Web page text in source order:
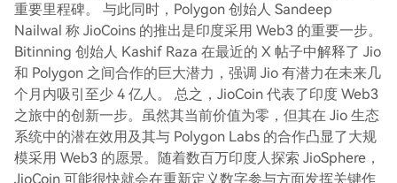
重要里程碑。 与此同时，Polygon 创始人 Sandeep
Nailwal 称 JioCoins 的推出是印度采用 Web3 的重要一步。
Bitinning 创始人 Kashif Raza 在最近的 X 帖子中解释了 Jio
和 Polygon 之间合作的巨大潜力，强调 Jio 有潜力在未来几
个月内吸引至少 4 亿人。 总之，JioCoin 代表了印度 Web3
之旅中的创新一步。虽然其当前价值为零，但其在 Jio 生态
系统中的潜在效用及其与 Polygon Labs 的合作凸显了大规
模采用 Web3 的愿景。随着数百万印度人探索 JioSphere，
JioCoin 可能很快就会在重新定义数字参与方面发挥关键作